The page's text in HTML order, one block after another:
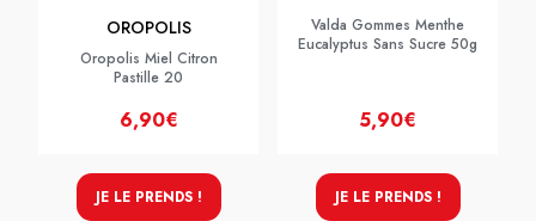
OROPOLIS
Oropolis Miel Citron
Pastille 20
6,90€
JE LE PRENDS !
Valda Gommes Menthe
Eucalyptus Sans Sucre 50g
5,90€
JE LE PRENDS !